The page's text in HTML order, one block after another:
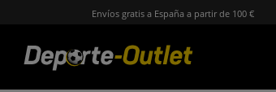
Envíos gratis a España a partir de 100 €